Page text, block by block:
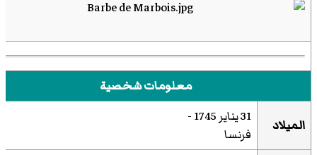
معلومات شخصية
الميلاد
31 يناير 1745 -
فرنسا